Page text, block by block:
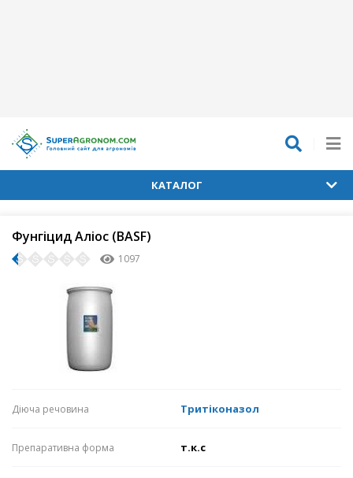
КАТАЛОГ
Фунгіцид Аліос (BASF)
1097
Діюча речовина Тритіконазол
Препаративна форма т.к.с